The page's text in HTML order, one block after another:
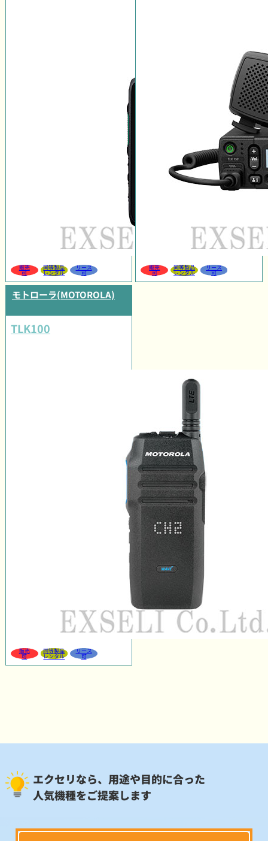
販売
可
同等製品
レンタル
リース
可
販売
可
同等製品
レンタル
リース
可
モトローラ(MOTOROLA)
TLK100
販売
可
同等製品
レンタル
リース
可
エクセリなら、用途や目的に合った
人気機種をご提案します